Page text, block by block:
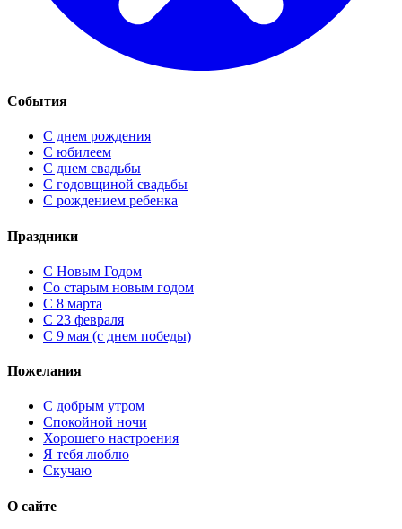
События
С днем рождения
С юбилеем
С днем свадьбы
С годовщиной свадьбы
С рождением ребенка
Праздники
C Новым Годом
Cо старым новым годом
С 8 марта
С 23 февраля
С 9 мая (с днем победы)
Пожелания
С добрым утром
Спокойной ночи
Хорошего настроения
Я тебя люблю
Скучаю
О сайте